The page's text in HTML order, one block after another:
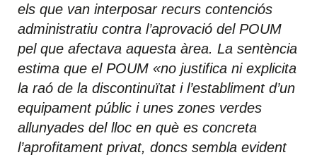
els que van interposar recurs contenciós
administratiu contra l’aprovació del POUM
pel que afectava aquesta àrea. La sentència
estima que el POUM «no justifica ni explicita
la raó de la discontinuïtat i l’establiment d’un
equipament públic i unes zones verdes
allunyades del lloc en què es concreta
l’aprofitament privat, doncs sembla evident